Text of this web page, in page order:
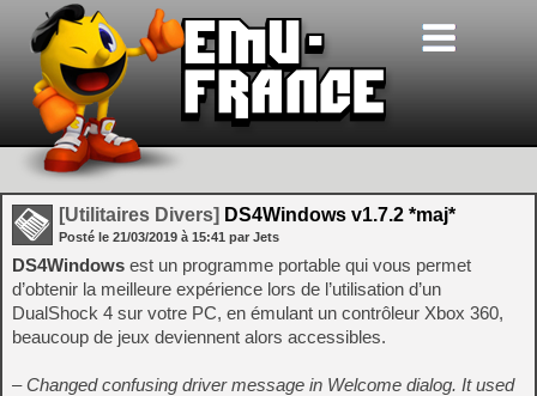
[Utilitaires Divers] DS4Windows v1.7.2 *maj*
Posté le 21/03/2019 à 15:41 par Jets
DS4Windows est un programme portable qui vous permet
d’obtenir la meilleure expérience lors de l’utilisation d’un
DualShock 4 sur votre PC, en émulant un contrôleur Xbox 360,
beaucoup de jeux deviennent alors accessibles.
– Changed confusing driver message in Welcome dialog. It used